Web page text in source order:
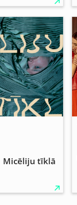
Micēliju tīklā